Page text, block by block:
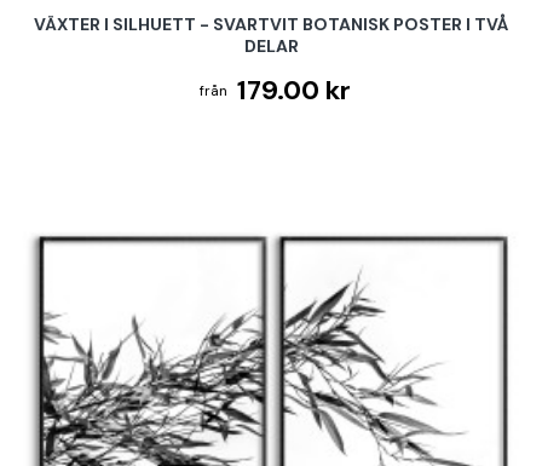
VÄXTER I SILHUETT - SVARTVIT BOTANISK POSTER I TVÅ
DELAR
179.00 kr